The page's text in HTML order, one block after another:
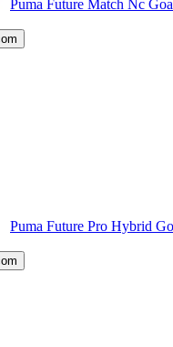
Puma Future Match Nc
Puma Future Pro Hybrid